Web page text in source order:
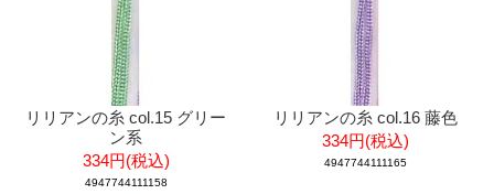
リリアンの糸 col.15 グリー
ン系
334円(税込)
4947744111158
リリアンの糸 col.16 藤色
334円(税込)
4947744111165